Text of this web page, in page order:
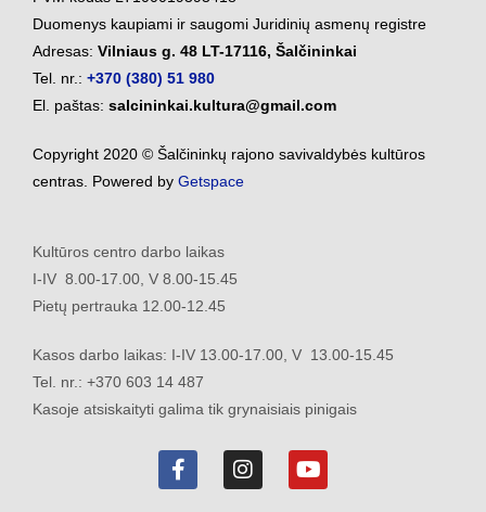
Duomenys kaupiami ir saugomi Juridinių asmenų registre
Adresas: Vilniaus g. 48 LT-17116, Šalčininkai
Tel. nr.: +370 (380) 51 980
El. paštas: salcininkai.kultura@gmail.com
Copyright 2020 © Šalčininkų rajono savivaldybės kultūros
centras. Powered by Getspace
Kultūros centro darbo laikas
I-IV 8.00-17.00, V 8.00-15.45
Pietų pertrauka 12.00-12.45
Kasos darbo laikas: I-IV 13.00-17.00, V 13.00-15.45
Tel. nr.: +370 603 14 487
Kasoje atsiskaityti galima tik grynaisiais pinigais